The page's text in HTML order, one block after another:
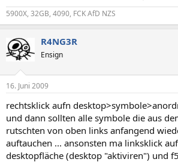
5900X, 32GB, 4090, FCK AfD NZS
R4NG3R
Ensign
16. Juni 2009
rechtsklick aufn
und dann sollten alle symbole die aus
rutschten von oben links anfangend
auftauchen ... ansonsten ma linksklick
desktopfläche (desktop "aktiviren") und